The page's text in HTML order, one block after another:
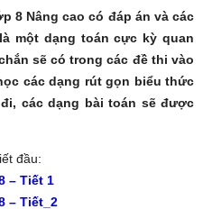
8 Nâng cao có đáp án và các
một dạng toán cực kỳ quan
sẽ có trong các đề thi vào
các dạng rút gọn biểu thức
các dạng bài toán sẽ được
đầu:
– Tiết 1
– Tiết_2